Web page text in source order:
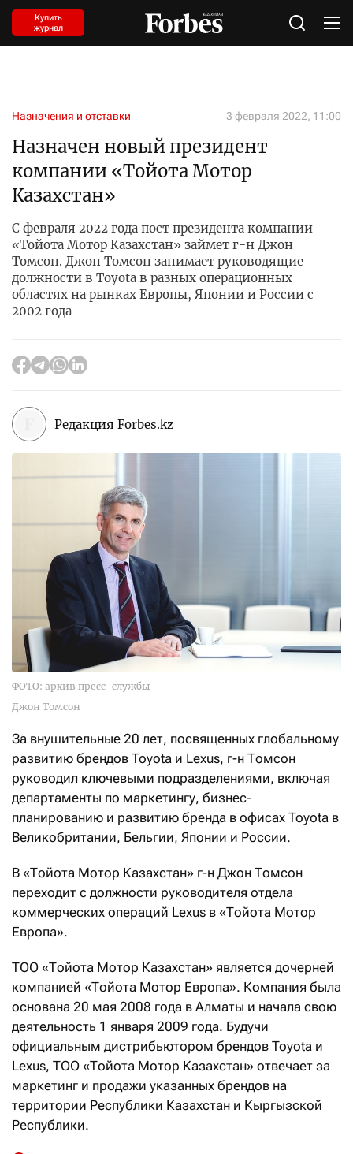
Купить
журнал
Назначения и отставки 3 февраля 2022, 11:00
Назначен новый президент
компании «Тойота Мотор
Казахстан»
С февраля 2022 года пост президента компании
«Тойота Мотор Казахстан» займет г-н Джон
Томсон. Джон Томсон занимает руководящие
должности в Toyota в разных операционных
областях на рынках Европы, Японии и России с
2002 года
Редакция Forbes.kz
ФОТО: архив пресс-службы
Джон Томсон
За внушительные 20 лет, посвященных глобальному
развитию брендов Toyota и Lexus, г-н Томсон
руководил ключевыми подразделениями, включая
департаменты по маркетингу, бизнес-
планированию и развитию бренда в офисах Toyota в
Великобритании, Бельгии, Японии и России.
В «Тойота Мотор Казахстан» г-н Джон Томсон
переходит с должности руководителя отдела
коммерческих операций Lexus в «Тойота Мотор
Европа».
ТОО «Тойота Мотор Казахстан» является дочерней
компанией «Тойота Мотор Европа». Компания была
основана 20 мая 2008 года в Алматы и начала свою
деятельность 1 января 2009 года. Будучи
официальным дистрибьютором брендов Toyota и
Lexus, ТОО «Тойота Мотор Казахстан» отвечает за
маркетинг и продажи указанных брендов на
территории Республики Казахстан и Кыргызской
Республики.